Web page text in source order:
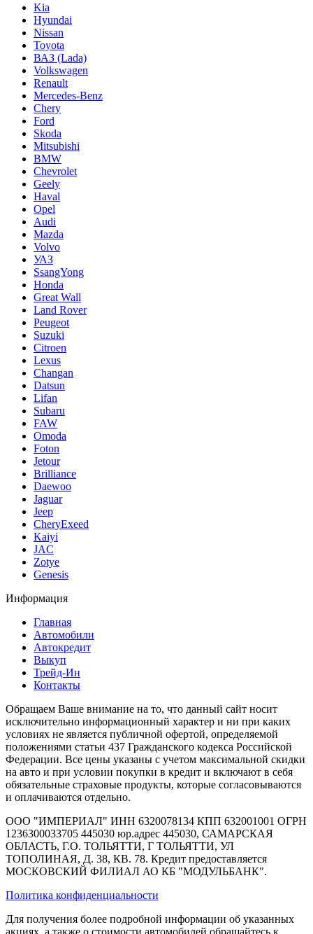
Kia
Hyundai
Nissan
Toyota
ВАЗ (Lada)
Volkswagen
Renault
Mercedes-Benz
Chery
Ford
Skoda
Mitsubishi
BMW
Chevrolet
Geely
Haval
Opel
Audi
Mazda
Volvo
УАЗ
SsangYong
Honda
Great Wall
Land Rover
Peugeot
Suzuki
Citroen
Lexus
Changan
Datsun
Lifan
Subaru
FAW
Omoda
Foton
Jetour
Brilliance
Daewoo
Jaguar
Jeep
CheryExeed
Kaiyi
JAC
Zotye
Genesis
Информация
Главная
Автомобили
Автокредит
Выкуп
Трейд-Ин
Контакты
Обращаем Ваше внимание на то, что данный сайт носит
исключительно информационный характер и ни при каких
условиях не является публичной офертой, определяемой
положениями статьи 437 Гражданского кодекса Российской
Федерации. Все цены указаны с учетом максимальной скидки
на авто и при условии покупки в кредит и включают в себя
обязательные страховые продукты, которые согласовываются
и оплачиваются отдельно.
ООО "ИМПЕРИАЛ" ИНН 6320078134 КПП 632001001 ОГРН
1236300033705 445030 юр.адрес 445030, САМАРСКАЯ
ОБЛАСТЬ, Г.О. ТОЛЬЯТТИ, Г ТОЛЬЯТТИ, УЛ
ТОПОЛИНАЯ, Д. 38, КВ. 78. Кредит предоставляется
МОСКОВСКИЙ ФИЛИАЛ АО КБ "МОДУЛЬБАНК".
Политика конфиденциальности
Для получения более подробной информации об указанных
акциях, а также о стоимости автомобилей обращайтесь к